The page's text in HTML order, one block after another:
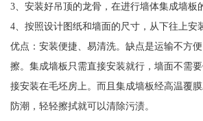
3、安装好吊顶的龙骨，在进行墙体集成墙板
4、按照设计图纸和墙面的尺寸，从下往上安
优点：安装便捷、易清洗。缺点是运输不方
擦。集成墙板只需直接安装就行，墙面不需
接安装在毛坯房上。而且集成墙板经高温覆
防潮，轻轻擦拭就可以清除污渍。